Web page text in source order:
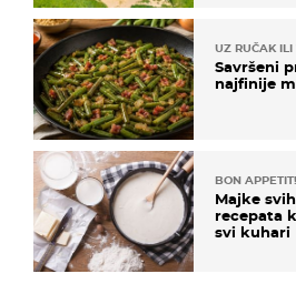
UZ RUČAK ILI
Savršeni
najfinije
BON APPETIT!
Majke
recepata
svi kuhari